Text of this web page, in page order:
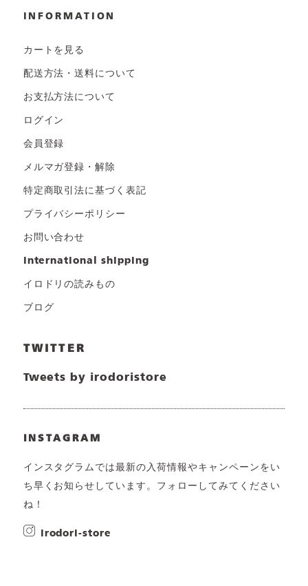
INFORMATION
カートを見る
配送方法・送料について
お支払方法について
ログイン
会員登録
メルマガ登録・解除
特定商取引法に基づく表記
プライバシーポリシー
お問い合わせ
international shipping
イロドリの読みもの
ブログ
TWITTER
Tweets by irodoristore
INSTAGRAM
インスタグラムでは最新の入荷情報やキャンペーンをい
ち早くお知らせしています。フォローしてみてください
ね！
irodori-store